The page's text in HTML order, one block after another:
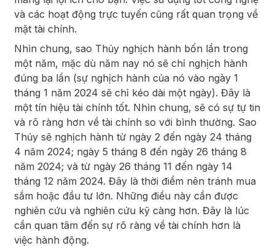
và các hoạt động trực tuyến cũng rất quan trọng về
mặt tài chính.
Nhìn chung, sao Thủy nghịch hành bốn lần trong
một năm, mặc dù năm nay nó sẽ chỉ nghịch hành
đúng ba lần (sự nghịch hành của nó vào ngày 1
tháng 1 năm 2024 sẽ chỉ kéo dài một ngày). Đây là
một tín hiệu tài chính tốt. Nhìn chung, sẽ có sự tự tin
và rõ ràng hơn về tài chính so với bình thường. Sao
Thủy sẽ nghịch hành từ ngày 2 đến ngày 24 tháng
4 năm 2024; ngày 5 tháng 8 đến ngày 26 tháng 8
năm 2024; và từ ngày 26 tháng 11 đến ngày 14
tháng 12 năm 2024. Đây là thời điểm nên tránh mua
sắm hoặc đầu tư lớn. Những điều này cần được
nghiên cứu và nghiên cứu kỹ càng hơn. Đây là lúc
cần quan tâm đến sự rõ ràng về tài chính hơn là
việc hành động.